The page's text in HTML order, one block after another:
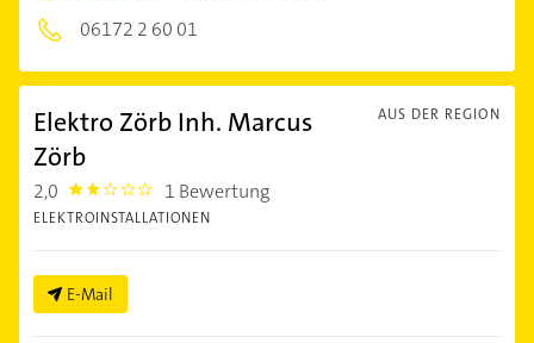
06172 2 60 01
AUS DER REGION
Elektro Zörb Inh. Marcus
Zörb
2,0 2.0 1 Bewertung
ELEKTROINSTALLATIONEN
E-Mail